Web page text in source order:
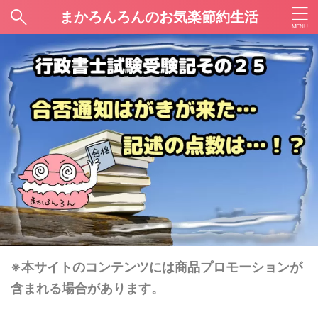
まかろんろんのお気楽節約生活
※本サイトのコンテンツには商品プロモーションが
含まれる場合があります。